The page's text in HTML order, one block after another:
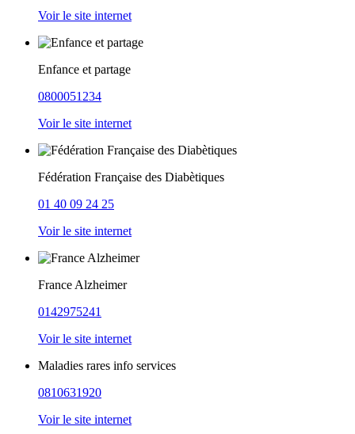
Voir le site internet
Enfance et partage
0800051234
Voir le site internet
Fédération Française des Diabètiques
01 40 09 24 25
Voir le site internet
France Alzheimer
0142975241
Voir le site internet
Maladies rares info services
0810631920
Voir le site internet